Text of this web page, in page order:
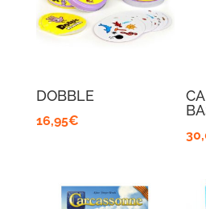
DOBBLE
16,95€